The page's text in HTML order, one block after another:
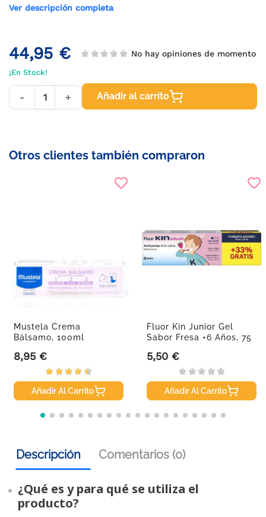
Ver descripción completa
44,95 € No hay opiniones de momento
¡En Stock!
- + Añadir al carrito
Otros clientes también compraron
Mustela Crema
Bálsamo, 100ml
Precio
8,95 €
Añadir Al Carrito
Fluor Kin Junior Gel
Sabor Fresa +6 Años, 75
Precio
5,50 €
Añadir Al Carrito
Descripción Comentarios (0)
¿Qué es y para qué se utiliza el
producto?